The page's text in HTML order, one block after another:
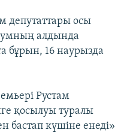
депутаттары осы
алдында
бұрын, 16 наурызда
Рустам
қосылуы туралы
бастап күшіне енеді»